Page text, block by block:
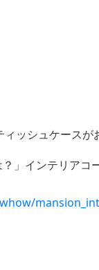
ッシュケースが
」インテリアコ